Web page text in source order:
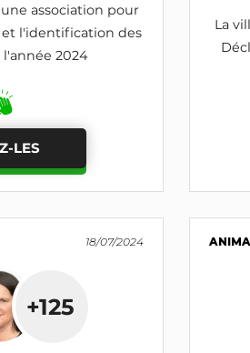
association pour
et l'identification des
2024
LES
La
18/07/2024
+125